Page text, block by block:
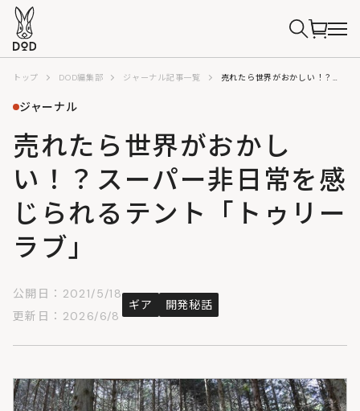
トップ DOD編集部 ジャーナル記事一覧 売れたら世界がおかしい！？スーパー非日常を感じられるテント「トゥリーラブ」
ジャーナル
売れたら世界がおかし
い！？スーパー非日常を感
じられるテント「トゥリー
ラブ」
公開日：2021/5/18
更新日：2026/6/8
ギア 開発秘話